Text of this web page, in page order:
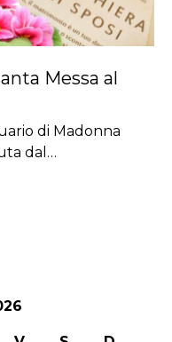
Messa al
di Madonna
dal…